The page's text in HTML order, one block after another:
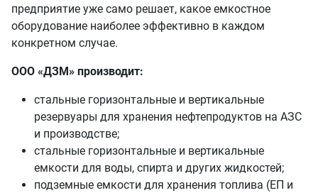
предприятие уже само решает, какое емкостное
оборудование наиболее эффективно в каждом
конкретном случае.
ООО «ДЗМ» производит:
стальные горизонтальные и вертикальные
резервуары для хранения нефтепродуктов на АЗС
и производстве;
стальные горизонтальные и вертикальные
емкости для воды, спирта и других жидкостей;
подземные емкости для хранения топлива (ЕП и